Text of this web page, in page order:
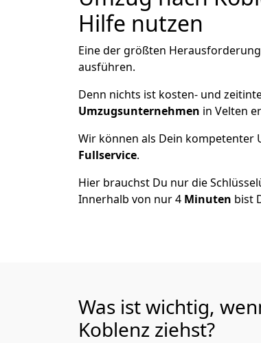
Hilfe nutzen
Eine der größten
ausführen.
Denn nichts ist kosten- und
Umzugsunternehmen in Velten
Wir können als Dein kompetenter
Fullservice.
Hier brauchst Du nur die
Innerhalb von nur 4 Minuten bist
Was ist wichtig,
Koblenz ziehst?